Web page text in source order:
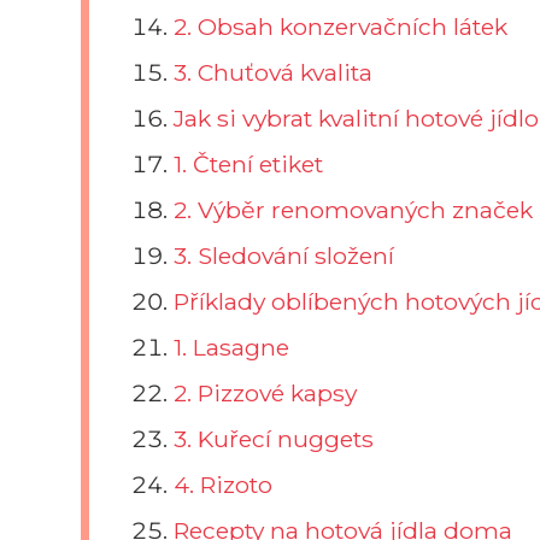
2. Obsah konzervačních látek
3. Chuťová kvalita
Jak si vybrat kvalitní hotové jídlo
1. Čtení etiket
2. Výběr renomovaných značek
3. Sledování složení
Příklady oblíbených hotových
1. Lasagne
2. Pizzové kapsy
3. Kuřecí nuggets
4. Rizoto
Recepty na hotová jídla doma